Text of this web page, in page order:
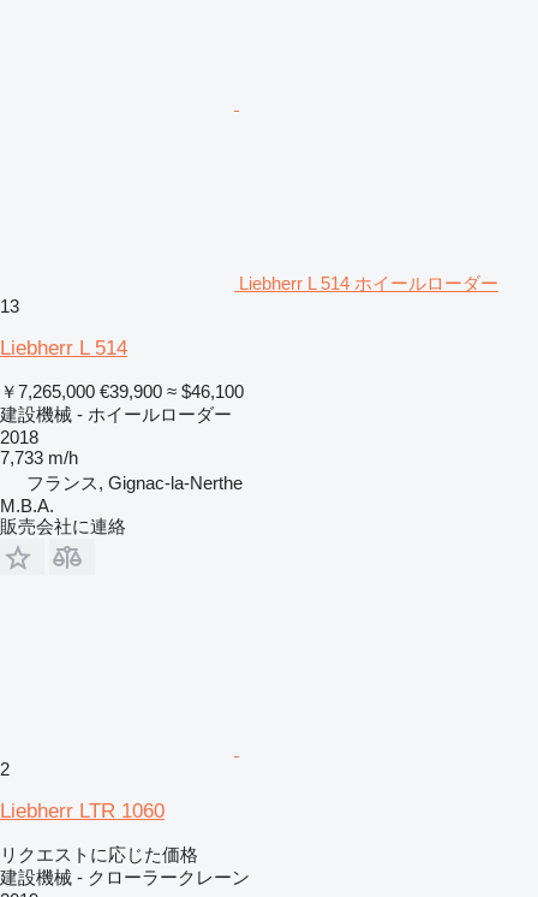
Liebherr L 514 ホイールローダー
13
Liebherr L 514
￥7,265,000 €39,900 ≈ $46,100
建設機械 - ホイールローダー
2018
7,733 m/h
フランス, Gignac-la-Nerthe
M.B.A.
販売会社に連絡
2
Liebherr LTR 1060
リクエストに応じた価格
建設機械 - クローラークレーン